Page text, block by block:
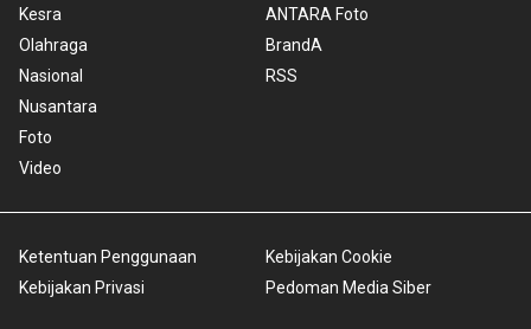
Kesra
Olahraga
Nasional
Nusantara
Foto
Video
ANTARA Foto
BrandA
RSS
Ketentuan Penggunaan
Kebijakan Privasi
Kebijakan Cookie
Pedoman Media Siber